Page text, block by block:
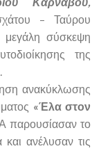
– Ταύρου
σύσκεψη
της
ανακύκλωσης
«Έλα στον
παρουσίασαν το
ανέλυσαν τις